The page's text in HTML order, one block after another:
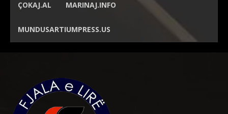
ÇOKAJ.AL MARINAJ.INFO
MUNDUSARTIUMPRESS.US